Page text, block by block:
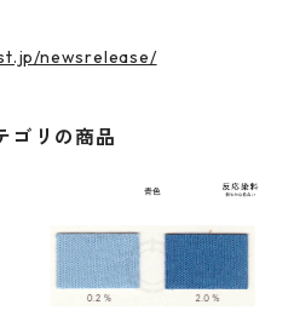
newsrelease/
ゴリの商品